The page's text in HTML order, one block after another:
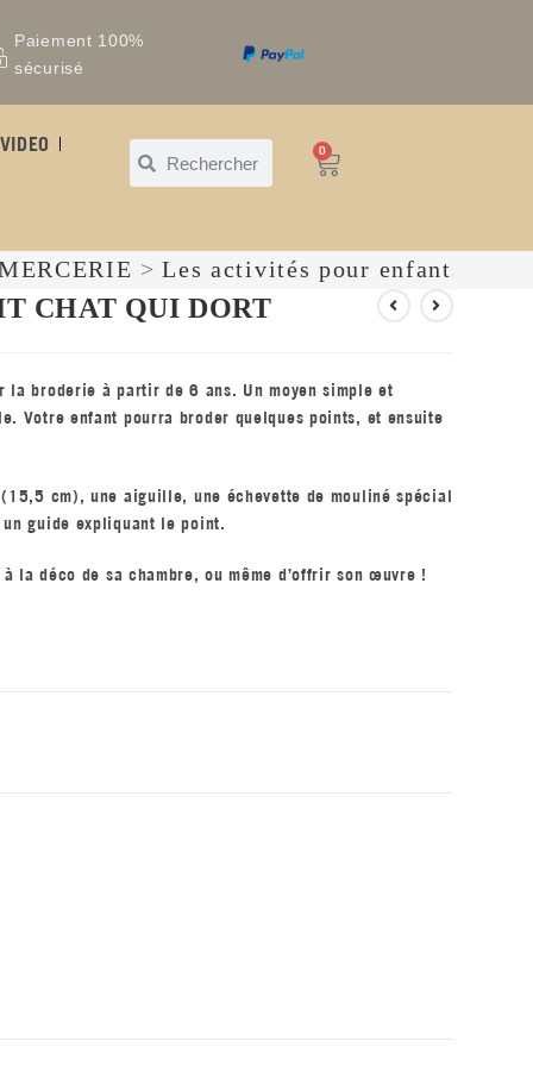
Paiement 100%
sécurisé
0
> Les activités pour enfants
CHAT QUI DORT
la broderie à partir de 6 ans. Un moyen simple et
Votre enfant pourra broder quelques points, et ensuite
cm), une aiguille, une échevette de mouliné spécial
guide expliquant le point.
la déco de sa chambre, ou même d’offrir son œuvre !